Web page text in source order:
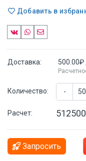
Добавить в
Доставка: 500.00₽
Количество: -
Расчет:
Запросить